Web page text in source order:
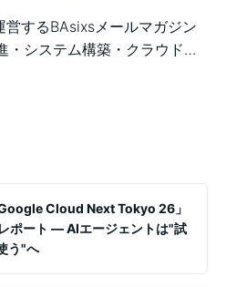
するBAsixsメールマガジン
・システム構築・クラウド活
Cloud Next Tokyo 26」
ポート ― AIエージェントは"試
う"へ